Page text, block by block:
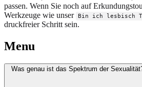
passen. Wenn Sie noch auf
Werkzeuge wie unser Bin ich lesbisch
druckfreier Schritt sein.
Menu
Was genau ist das Spektrum der